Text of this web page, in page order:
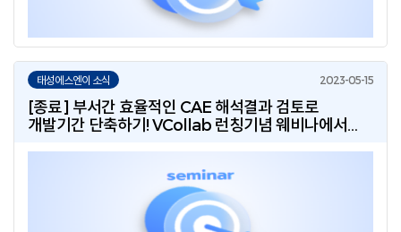
태성에스엔이 소식
[종료] 부서간 효율적인 CAE 해석결과 검토로
개발기간 단축하기! VCollab 런칭기념 웨비나에서